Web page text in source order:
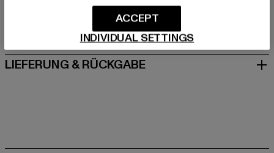
GRÖSSE & PASSFORM
PFLEGEHINWEISE
LIEFERUNG & RÜCKGABE
INDIVIDUAL SETTINGS
ACCEPT